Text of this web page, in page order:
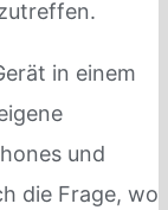
in einem
und
die Frage, wo